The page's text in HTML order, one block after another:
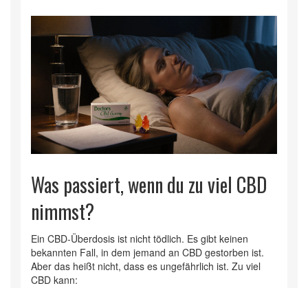
Was passiert, wenn du zu viel CBD
nimmst?
Ein CBD-Überdosis ist nicht tödlich. Es gibt keinen
bekannten Fall, in dem jemand an CBD gestorben ist.
Aber das heißt nicht, dass es ungefährlich ist. Zu viel
CBD kann: